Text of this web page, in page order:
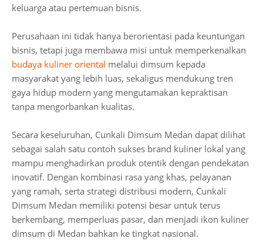
keluarga atau pertemuan bisnis.
Perusahaan ini tidak hanya berorientasi pada keuntungan
bisnis, tetapi juga membawa misi untuk memperkenalkan
budaya kuliner oriental melalui dimsum kepada
masyarakat yang lebih luas, sekaligus mendukung tren
gaya hidup modern yang mengutamakan kepraktisan
tanpa mengorbankan kualitas.
Secara keseluruhan, Cunkali Dimsum Medan dapat dilihat
sebagai salah satu contoh sukses brand kuliner lokal yang
mampu menghadirkan produk otentik dengan pendekatan
inovatif. Dengan kombinasi rasa yang khas, pelayanan
yang ramah, serta strategi distribusi modern, Cunkali
Dimsum Medan memiliki potensi besar untuk terus
berkembang, memperluas pasar, dan menjadi ikon kuliner
dimsum di Medan bahkan ke tingkat nasional.